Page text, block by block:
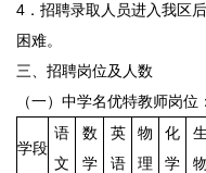
4．招聘录取人员进入我区
困难。
三、招聘岗位及人数
（一）中学名优特教师岗位
学段
语
文
数
学
英
语
物
理
化
学
生
物